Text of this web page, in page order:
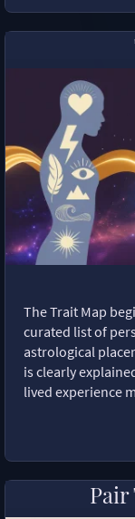
The Trait Map
curated list of
astrological
is clearly
lived experience